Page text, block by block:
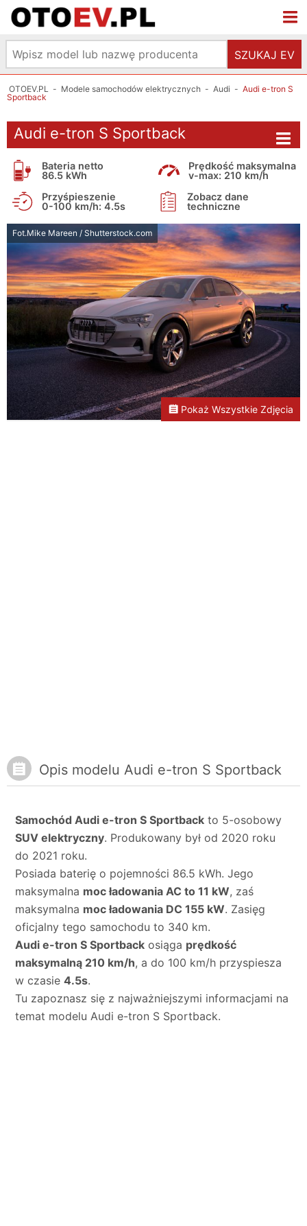
SZUKAJ EV
OTOEV.PL - Modele samochodów elektrycznych - Audi - Audi e-tron S
Sportback
Audi e-tron S Sportback
Bateria netto
86.5 kWh
Prędkość maksymalna
v-max: 210 km/h
Przyśpieszenie
0-100 km/h: 4.5s
Zobacz dane
techniczne
Pokaż Wszystkie Zdjęcia
Fot.Mike Mareen / Shutterstock.com
Opis modelu Audi e-tron S Sportback
Samochód Audi e-tron S Sportback to 5-osobowy
SUV elektryczny. Produkowany był od 2020 roku
do 2021 roku.
Posiada baterię o pojemności 86.5 kWh. Jego
maksymalna moc ładowania AC to 11 kW, zaś
maksymalna moc ładowania DC 155 kW. Zasięg
oficjalny tego samochodu to 340 km.
Audi e-tron S Sportback osiąga prędkość
maksymalną 210 km/h, a do 100 km/h przyspiesza
w czasie 4.5s.
Tu zapoznasz się z najważniejszymi informacjami na
temat modelu Audi e-tron S Sportback.